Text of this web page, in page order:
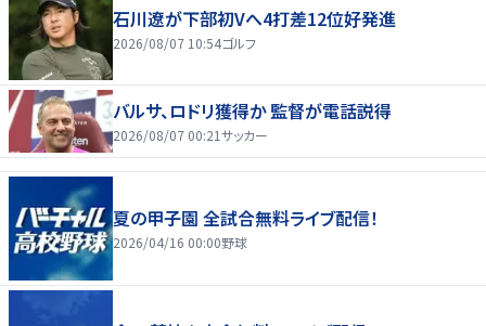
石川遼が下部初Vへ4打差12位好発進
2026/08/07 10:54ゴルフ
バルサ、ロドリ獲得か 監督が電話説得
2026/08/07 00:21サッカー
夏の甲子園 全試合無料ライブ配信！
2026/04/16 00:00野球